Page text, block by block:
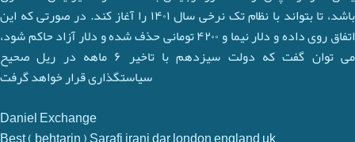
باشد، تا بتواند با نظام تک نرخی سال ۱۴۰۱ را آغاز کند. در صورتی که این
اتفاق روی داده و دلار نیما و ۴۲۰۰ تومانی حذف شده و دلار آزاد حاکم شود،
می توان گفت که دولت سیزدهم با تاخیر ۶ ماهه در ریل صحیح
سیاستگذاری قرار خواهد گرفت
Daniel Exchange